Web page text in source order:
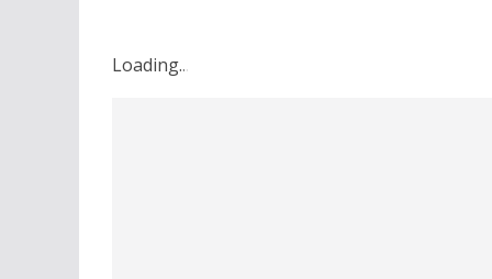
Loading...